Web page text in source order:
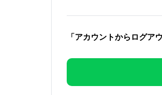
「アカウントからログア